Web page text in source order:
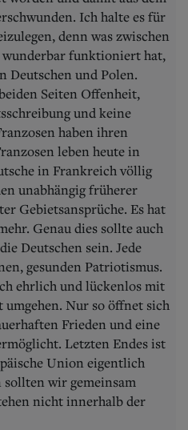
Ich halte es für
denn was zwischen
wunderbar funktioniert hat,
Deutschen und Polen.
Seiten Offenheit,
und keine
haben ihren
leben heute in
in Frankreich völlig
unabhängig früherer
Gebietsansprüche. Es hat
Genau dies sollte auch
Deutschen sein. Jede
gesunden Patriotismus.
ehrlich und lückenlos mit
umgehen. Nur so öffnet sich
Frieden und eine
Letzten Endes ist
Union eigentlich
wir gemeinsam
nicht innerhalb der